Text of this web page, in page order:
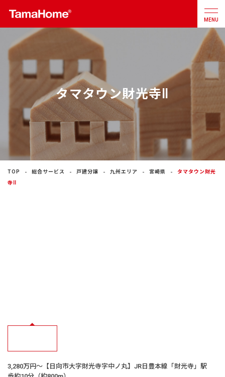
お問合せ
注文住宅
戸建分譲 住宅
リフォーム
MENU
タマタウン財光寺Ⅱ
TOP 総合サービス 戸建分譲 九州エリア 宮崎県
タマタウン財光
寺Ⅱ
3,280万円～【日向市大字財光寺字中ノ丸】JR日豊本線「財光寺」駅